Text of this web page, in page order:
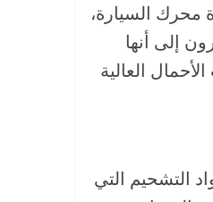
محرك السيارة،
إلى أنها
العالية
التشحيم التي